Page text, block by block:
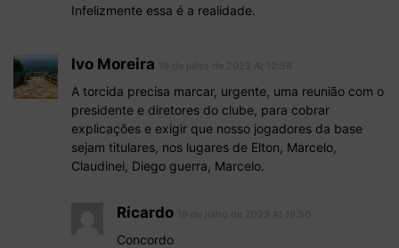
Infelizmente essa é a realidade.
Ivo Moreira
A torcida precisa marcar, urgente, uma reunião com o
presidente e diretores do clube, para cobrar
explicações e exigir que nosso jogadores da base
sejam titulares, nos lugares de Elton, Marcelo,
Claudinei, Diego guerra, Marcelo.
Ricardo
Concordo